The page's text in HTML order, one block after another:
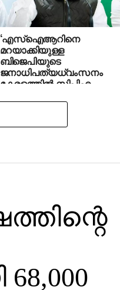
‘എസ്‌ഐആറിനെ
മറയാക്കിയുള്ള
ബിജെപിയുടെ
ജനാധിപത്യധ്വംസനം
കേരളത്തില്‍ സിപിഎം
വേണുഗോപാല്‍ എംപി